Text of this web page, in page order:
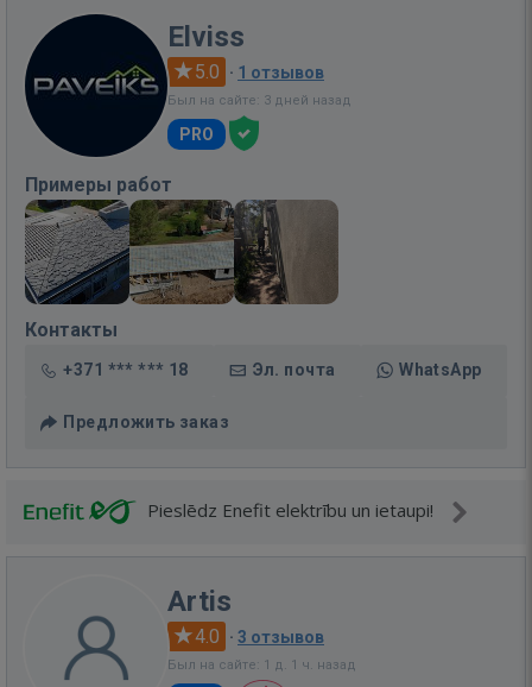
Elviss
5.0 · 1 отзывов
Был на сайте: 3 дней назад
PRO
Примеры работ
Контакты
+371 *** *** 18 Эл. почта WhatsApp
Предложить заказ
Pieslēdz Enefit elektrību un ietaupi!
Artis
4.0 · 3 отзывов
Был на сайте: 1 д. 1 ч. назад